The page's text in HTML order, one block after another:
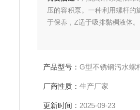
压的容积泵。一种利用螺杆的旋
于保养，Z适于吸排黏稠液体。
产品型号： G型不锈钢污水螺
厂商性质： 生产厂家
更新时间： 2025-09-23